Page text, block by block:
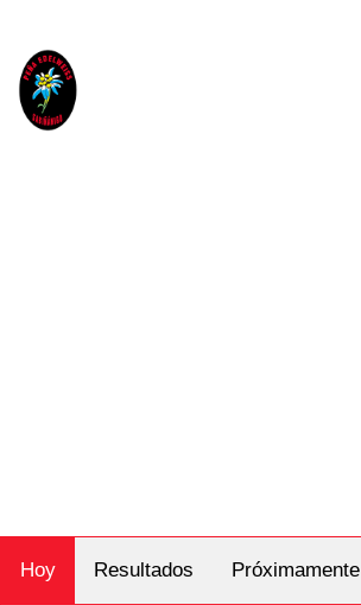
Hoy Resultados Próximamente